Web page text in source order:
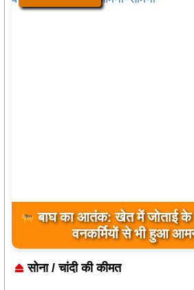
बाघ का आतंक: खेत में जोताई के
वनकर्मियों से भी हुआ
विश्व आदिवासी दिवस 2026 :
प्रथम वर्ष भव्य आयोजन, समाज ने
सहभागिता का
सोना / चांदी की कीमत